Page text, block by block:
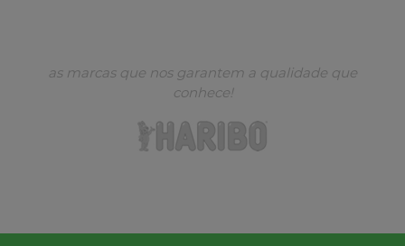
as marcas que nos garantem a qualidade que
conhece!